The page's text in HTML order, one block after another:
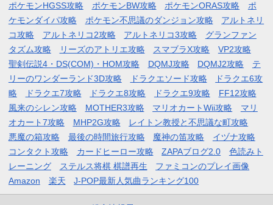
ポケモンHGSS攻略 ポケモンBW攻略 ポケモンORAS攻略
ポ
ケモンダイパ攻略
ポケモン不思議のダンジョン攻略
アルトネリ
コ攻略
アルトネリコ2攻略 アルトネリコ3攻略
グランファン
タズム攻略
リーズのアトリエ攻略 スマブラX攻略
VP2攻略
聖剣伝説4・DS(COM)・HOM攻略
DQMJ攻略 DQMJ2攻略
テ
リーのワンダーランド3D攻略
ドラクエソード攻略
ドラクエ6攻
略
ドラクエ7攻略 ドラクエ8攻略 ドラクエ9攻略
FF12攻略
風来のシレン攻略
MOTHER3攻略 マリオカートWii攻略
マリ
オカート7攻略
MHP2G攻略
レイトン教授と不思議な町攻略
悪魔の箱攻略
最後の時間旅行攻略 魔神の笛攻略
イヅナ攻略
コンタクト攻略
カードヒーロー攻略 ZAPAブログ2.0
色読みト
レーニング
ステルス将棋 棋譜再生
ファミコンのプレイ画像
Amazon
楽天 J-POP最新人気曲ランキング100